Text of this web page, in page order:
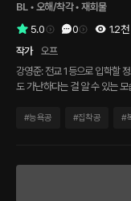
BL • 오해/착각 • 재회물
5.0
0 1.2천
작가
오프
강영준: 전교 1등으로 입학할
도 가난하다는 걸 알 수 있는
것만이 삶의 즐거움인 성격 나
마음에 들지 않는다는 이유로
문을 퍼트리면서 또 다른 양상
#능욕공 #집착공 #